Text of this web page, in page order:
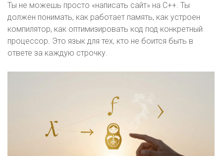
Ты не можешь просто «написать сайт» на C++. Ты
должен понимать, как работает память, как устроен
компилятор, как оптимизировать код под конкретный
процессор. Это язык для тех, кто не боится быть в
ответе за каждую строчку.